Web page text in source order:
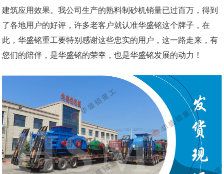
建筑应用效果。我公司生产的熟料制砂机销量已过百万，得到
了各地用户的好评，许多老客户就认准华盛铭这个牌子，在
此，华盛铭重工要特别感谢这些忠实的用户，这一路走来，有
您们的陪伴，是华盛铭的荣幸，也是华盛铭发展的动力！